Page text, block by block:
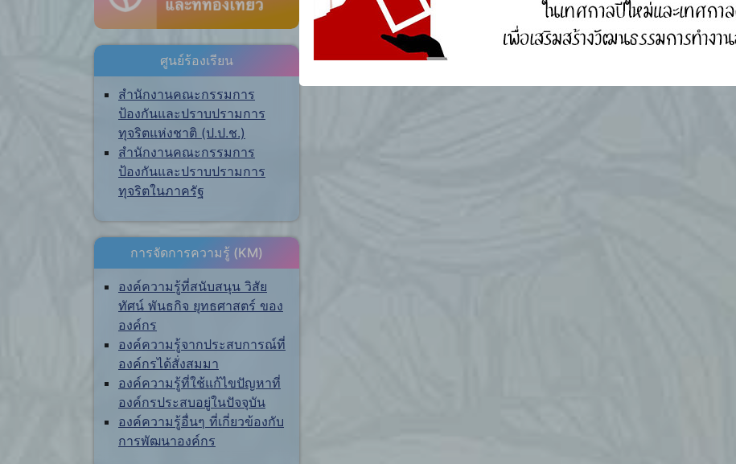
ศูนย์ร้องเรียน
สำนักงานคณะกรรมการ
ป้องกันและปราบปรามการ
ทุจริตแห่งชาติ (ป.ป.ช.)
สำนักงานคณะกรรมการ
ป้องกันและปราบปรามการ
ทุจริตในภาครัฐ
การจัดการความรู้ (KM)
องค์ความรู้ที่สนับสนุน วิสัย
ทัศน์ พันธกิจ ยุทธศาสตร์ ของ
องค์กร
องค์ความรู้จากประสบการณ์ที่
องค์กรได้สั่งสมมา
องค์ความรู้ที่ใช้แก้ไขปัญหาที่
องค์กรประสบอยู่ในปัจจุบัน
องค์ความรู้อื่นๆ ที่เกี่ยวข้องกับ
การพัฒนาองค์กร